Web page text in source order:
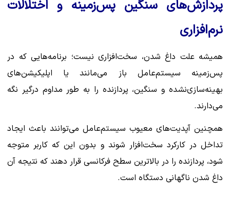
پردازش‌های سنگین پس‌زمینه و اختلالات
نرم‌افزاری
همیشه علت داغ شدن، سخت‌افزاری نیست؛ برنامه‌هایی که در
پس‌زمینه سیستم‌عامل باز می‌مانند یا اپلیکیشن‌های
بهینه‌سازی‌نشده و سنگین، پردازنده را به طور مداوم درگیر نگه
می‌دارند.
همچنین آپدیت‌های معیوب سیستم‌عامل می‌توانند باعث ایجاد
تداخل در کارکرد سخت‌افزار شوند و بدون این که کاربر متوجه
شود، پردازنده را در بالاترین سطح فرکانسی قرار دهند که نتیجه آن
داغ شدن ناگهانی دستگاه است.